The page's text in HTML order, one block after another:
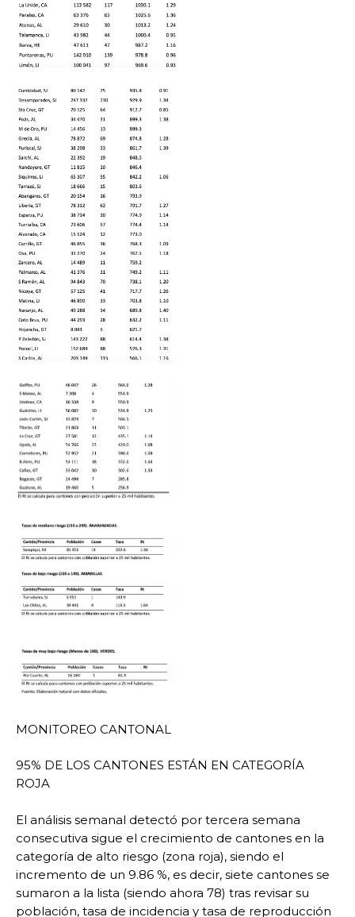
MONITOREO CANTONAL
95% DE LOS CANTONES ESTÁN EN CATEGORÍA
ROJA
El análisis semanal detectó por tercera semana
consecutiva sigue el crecimiento de cantones en la
categoría de alto riesgo (zona roja), siendo el
incremento de un 9.86 %, es decir, siete cantones se
sumaron a la lista (siendo ahora 78) tras revisar su
población, tasa de incidencia y tasa de reproducción